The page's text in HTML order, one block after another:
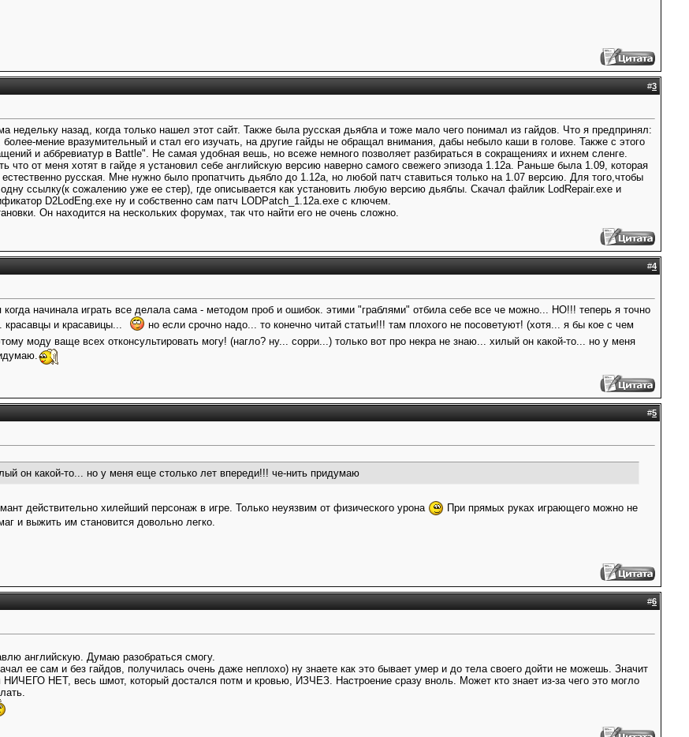
#3
недельку назад, когда только нашел этот сайт. Также была русская дьябла и тоже мало чего понимал из гайдов. Что я предпринял:
мение вразумительный и стал его изучать, на другие гайды не обращал внимания, дабы небыло каши в голове. Также с этого
и аббревиатур в Battle". Не самая удобная вешь, но всеже немного позволяет разбираться в сокращениях и ихнем сленге.
что от меня хотят в гайде я установил себе английскую версию наверно самого свежего эпизода 1.12а. Раньше была 1.09, которая
русская. Мне нужно было пропатчить дьябло до 1.12а, но любой патч ставиться только на 1.07 версию. Для того,чтобы
ссылку(к сожалению уже ее стер), где описывается как установить любую версию дьяблы. Скачал файлик LodRepair.exe и
D2LodEng.exe ну и собственно сам патч LODPatch_1.12a.exe с ключем.
Он находится на нескольких форумах, так что найти его не очень сложно.
#4
начинала играть все делала сама - методом проб и ошибок. этими "граблями" отбила себе все че можно... НО!!! теперь я точно
красавцы и красавицы...
но если срочно надо... то конечно читай статьи!!! там плохого не посоветуют! (хотя... я бы кое с чем
моду ваще всех отконсультировать могу! (нагло? ну... сорри...) только вот про некра не знаю... хилый он какой-то... но у меня
#5
он какой-то... но у меня еще столько лет впереди!!! че-нить придумаю
действительно хилейший персонаж в игре. Только неуязвим от физического урона
При прямых руках играющего можно не
и выжить им становится довольно легко.
#6
английскую. Думаю разобраться смогу.
ее сам и без гайдов, получилась очень даже неплохо) ну знаете как это бывает умер и до тела своего дойти не можешь. Значит
НЕТ, весь шмот, который достался потм и кровью, ИЗЧЕЗ. Настроение сразу вноль. Может кто знает из-за чего это могло